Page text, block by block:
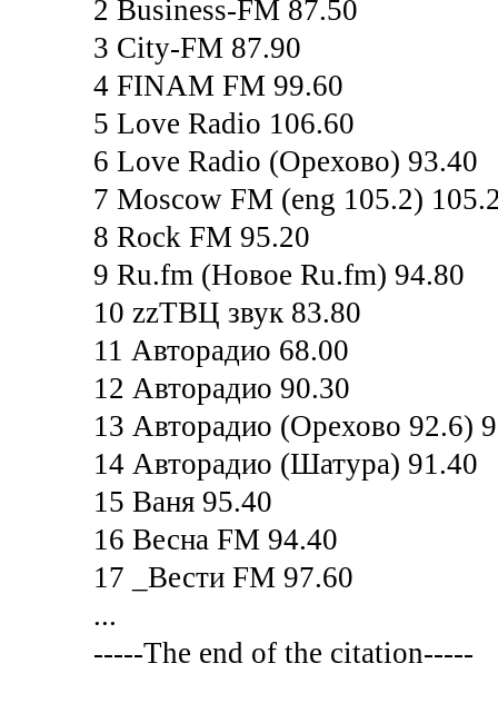
2 Business-FM 87.50
3 City-FM 87.90
4 FINAM FM 99.60
5 Love Radio 106.60
6 Love Radio (Орехово) 93.40
7 Moscow FM (eng 105.2)
8 Rock FM 95.20
9 Ru.fm (Новое Ru.fm) 94.80
10 zzТВЦ звук 83.80
11 Авторадио 68.00
12 Авторадио 90.30
13 Авторадио (Орехово 92.6)
14 Авторадио (Шатура) 91.40
15 Ваня 95.40
16 Весна FM 94.40
17 _Вести FM 97.60
...
-----The end of the citation-----